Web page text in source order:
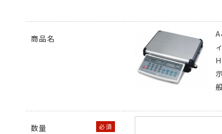
オプション
商品名
数量